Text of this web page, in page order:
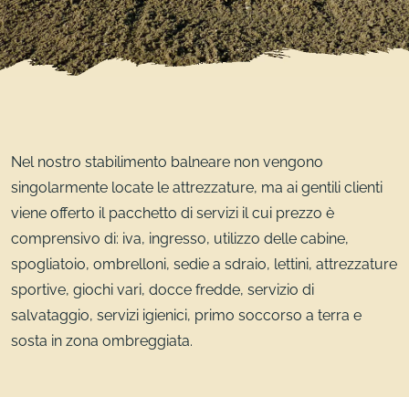
Nel nostro stabilimento balneare non vengono
singolarmente locate le attrezzature, ma ai gentili clienti
viene offerto il pacchetto di servizi il cui prezzo è
comprensivo di: iva, ingresso, utilizzo delle cabine,
spogliatoio, ombrelloni, sedie a sdraio, lettini, attrezzature
sportive, giochi vari, docce fredde, servizio di
salvataggio, servizi igienici, primo soccorso a terra e
sosta in zona ombreggiata.